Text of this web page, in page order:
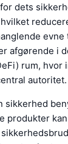
dets
evne
afgørende i
rum, hvor
autoritet.
sikkerhed
produkter